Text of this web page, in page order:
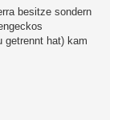
besitze sondern
getrennt hat) kam